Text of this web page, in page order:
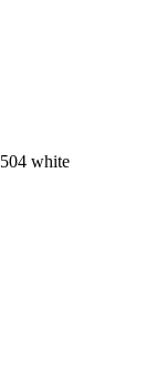
504 white